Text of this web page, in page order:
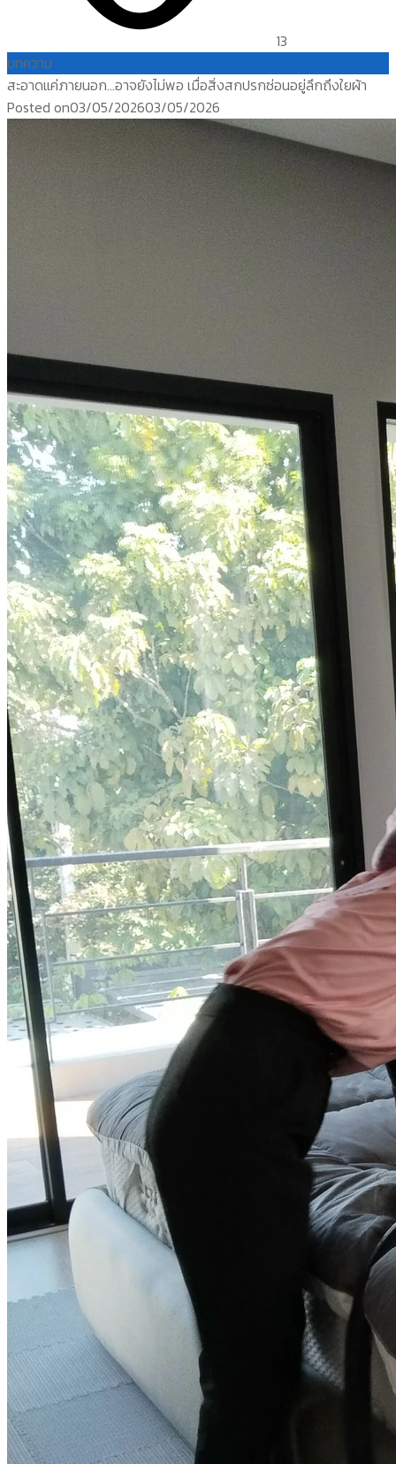
13
บทความ
สะอาดแค่ภายนอก…อาจยังไม่พอ เมื่อสิ่งสกปรกซ่อนอยู่ลึกถึงใยผ้า
Posted on03/05/202603/05/2026